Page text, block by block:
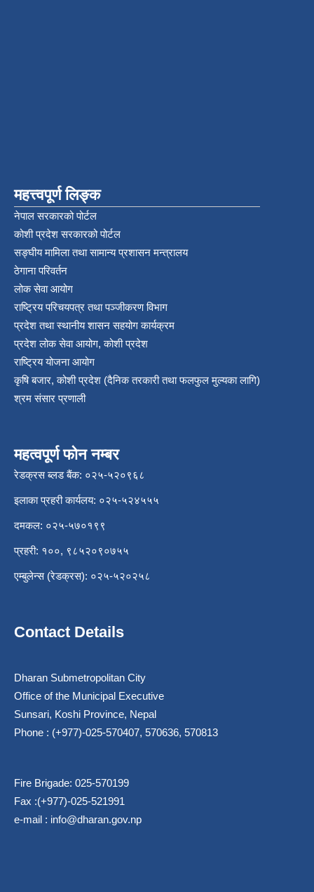
महत्त्वपूर्ण लिङ्क
नेपाल सरकारको पोर्टल
कोशी प्रदेश सरकारको पोर्टल
सङ्‍घीय मामिला तथा सामान्य प्रशासन मन्त्रालय
ठेगाना परिवर्तन
लोक सेवा आयोग
राष्ट्रिय परिचयपत्र तथा पञ्‍जीकरण विभाग
प्रदेश तथा स्थानीय शासन सहयोग कार्यक्रम
प्रदेश लोक सेवा आयोग, कोशी प्रदेश
राष्ट्रिय योजना आयोग
कृषि बजार, कोशी प्रदेश (दैनिक तरकारी तथा फलफुल मुल्यका लागि)
श्रम संसार प्रणाली
महत्वपूर्ण फोन नम्बर
रेडक्रस ब्लड बैंक: ०२५-५२०९६८
इलाका प्रहरी कार्यलय: ०२५-५२४५५५
दमकल: ०२५-५७०१९९
प्रहरी: १००, ९८५२०९०७५५
एम्बुलेन्स (रेडक्रस): ०२५-५२०२५८
Contact Details
Dharan Submetropolitan City
Office of the Municipal Executive
Sunsari, Koshi Province, Nepal
Phone : (+977)-025-570407, 570636, 570813
Fire Brigade: 025-570199
Fax :(+977)-025-521991
e-mail : info@dharan.gov.np